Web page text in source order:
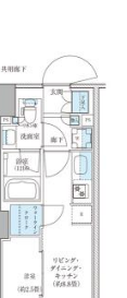
3年以内
10年以内
20年以内
30年以内
1分以内
5分以内
15分以内